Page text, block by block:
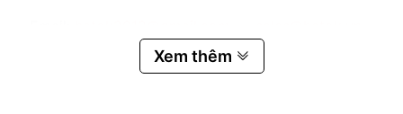
Xem thêm